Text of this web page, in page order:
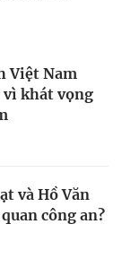
Việt Nam
vì khát vọng
và Hồ Văn
công an?